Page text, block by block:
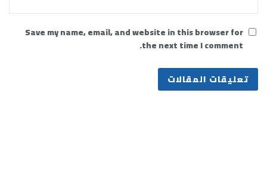
Save my name, email, and website in this browser for
the next time I comment.